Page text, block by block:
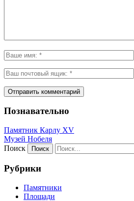
Познавательно
Памятник Карлу XV
Музей Нобеля
Поиск
Рубрики
Памятники
Площади